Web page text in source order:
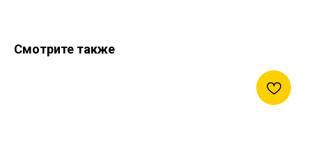
Смотрите также